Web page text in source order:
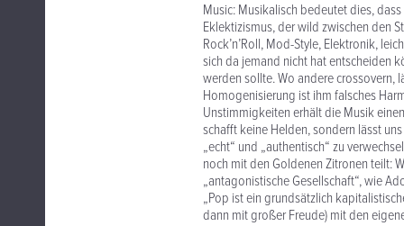
Music: Musikalisch bedeutet dies,
Eklektizismus, der wild zwischen den
Rock’n’Roll, Mod-Style, Elektronik,
sich da jemand nicht hat entscheiden
werden sollte. Wo andere crossovern,
Homogenisierung ist ihm falsches
Unstimmigkeiten erhält die Musik
schafft keine Helden, sondern lässt
„echt“ und „authentisch“ zu
noch mit den Goldenen Zitronen teilt:
„antagonistische Gesellschaft“, wie
„Pop ist ein grundsätzlich
dann mit großer Freude) mit den